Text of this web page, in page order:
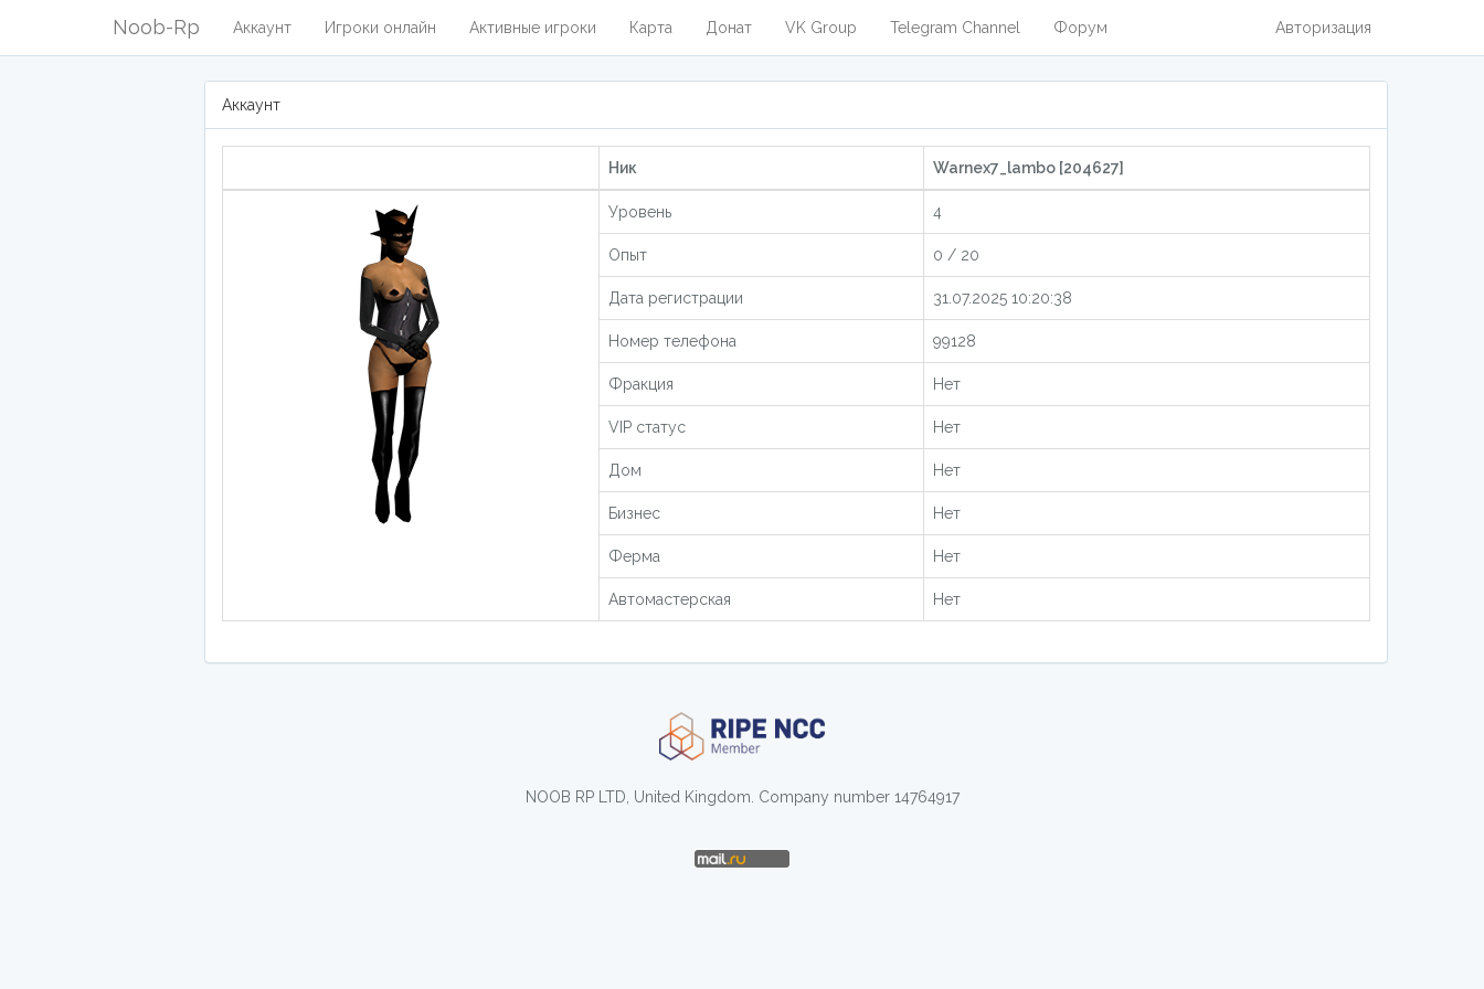
Noob-Rp Аккаунт Игроки онлайн Активные игроки Карта Донат VK Group Telegram Channel Форум Авторизация
Аккаунт
Ник Warnex7_lambo [204627]
Уровень 4
Опыт 0 / 20
Дата регистрации 31.07.2025 10:20:38
Номер телефона 99128
Фракция Нет
VIP статус Нет
Дом Нет
Бизнес Нет
Ферма Нет
Автомастерская Нет
NOOB RP LTD, United Kingdom. Company number 14764917